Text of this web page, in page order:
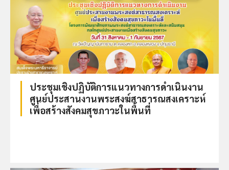
ประชุมเชิงปฏิบัติการแนวทางการดำเนินงาน
ศูนย์ประสานงานพระสงฆ์สาธารณสงเคราะห์
เพื่อสร้างสังคมสุขภาวะในพื้นที่